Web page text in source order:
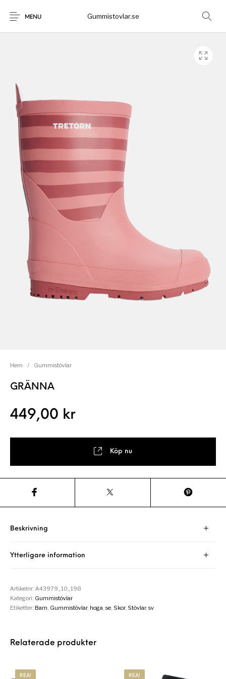
MENU Gummistovlar.se
Hem / Gummistövlar
GRÄNNA
449,00 kr
Köp nu
Beskrivning
Ytterligare information
Artikelnr:A43979_10_198
Kategori: Gummistövlar
Etiketter: Barn Gummistövlar, hoga ,se Skor, Stövlar,sv
Relaterade produkter
REA! REA!